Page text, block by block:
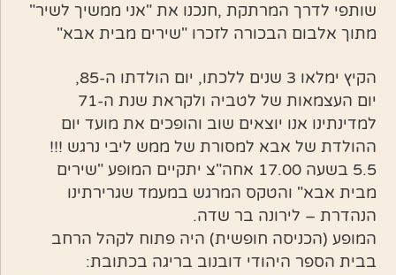
שותפי לדרך המרתקת ,חנכנו את "אני ממשיך לשיר"
מתוך אלבום הבכורה לזכרו "שירים מבית אבא"
הקיץ ימלאו 3 שנים ללכתו, יום הולדתו ה-85,
יום העצמאות של לטביה ולקראת שנת ה-71
למדינתינו אנו יוצאים שוב והופכים את מועד יום
ההולדת של אבא למסורת של ממש ליבי נרגש !!!
5.5 בשעה 17.00 אחה"צ יתקיים המופע "שירים
מבית אבא" והטקס המרגש במעמד שגרירתינו
הנהדרת – לירונה בר שדה.
המופע (הכניסה חופשית) היה פתוח לקהל הרחב
בבית הספר היהודי דובנוב בריגה בכתובת: